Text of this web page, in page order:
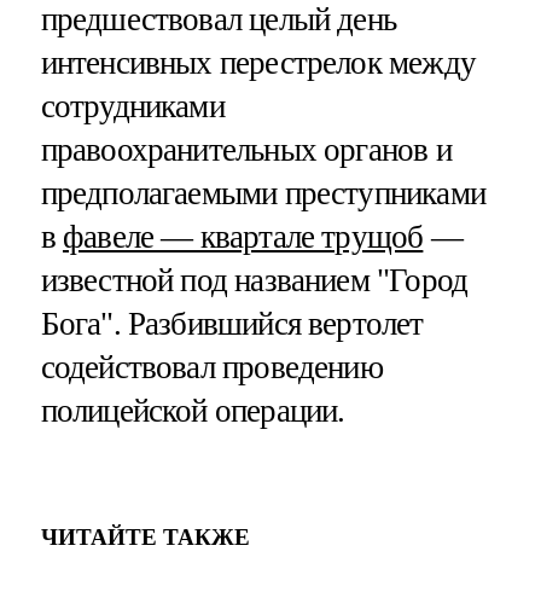
предшествовал целый день
интенсивных перестрелок между
сотрудниками
правоохранительных органов и
предполагаемыми преступниками
в фавеле — квартале трущоб —
известной под названием "Город
Бога". Разбившийся вертолет
содействовал проведению
полицейской операции.
ЧИТАЙТЕ ТАКЖЕ